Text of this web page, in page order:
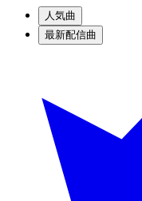
人気曲
最新配信曲